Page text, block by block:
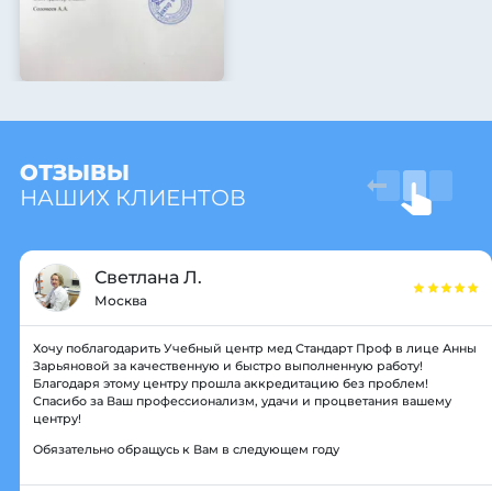
ОТЗЫВЫ
НАШИХ КЛИЕНТОВ
Светлана Л.
Москва
Хочу поблагодарить Учебный центр мед Стандарт Проф в лице Анны
Зарьяновой за качественную и быстро выполненную работу!
Благодаря этому центру прошла аккредитацию без проблем!
Спасибо за Ваш профессионализм, удачи и процветания вашему
центру!
Обязательно обращусь к Вам в следующем году